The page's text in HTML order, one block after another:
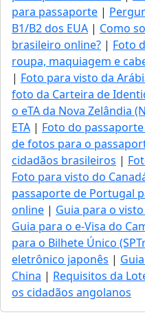
para passaporte |
B1/B2 dos EUA | Como
brasileiro online? | Foto
roupa, maquiagem e
| Foto para visto da
foto da Carteira de
o eTA da Nova Zelândia
ETA | Foto do
de fotos para o
cidadãos brasileiros |
Foto para visto do
passaporte de Portugal
online | Guia para o
Guia para o e-Visa do
para o Bilhete Único
eletrônico japonês |
China | Requisitos da
os cidadãos angolanos